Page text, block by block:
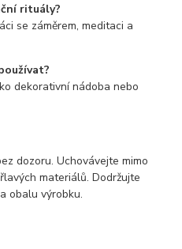
rituály?
se záměrem, meditaci a
dekorativní nádoba nebo
dozoru. Uchovávejte mimo
materiálů. Dodržujte
obalu výrobku.